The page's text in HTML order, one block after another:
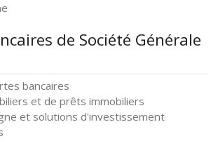
de Société Générale
bancaires
et de prêts immobiliers
et solutions d'investissement